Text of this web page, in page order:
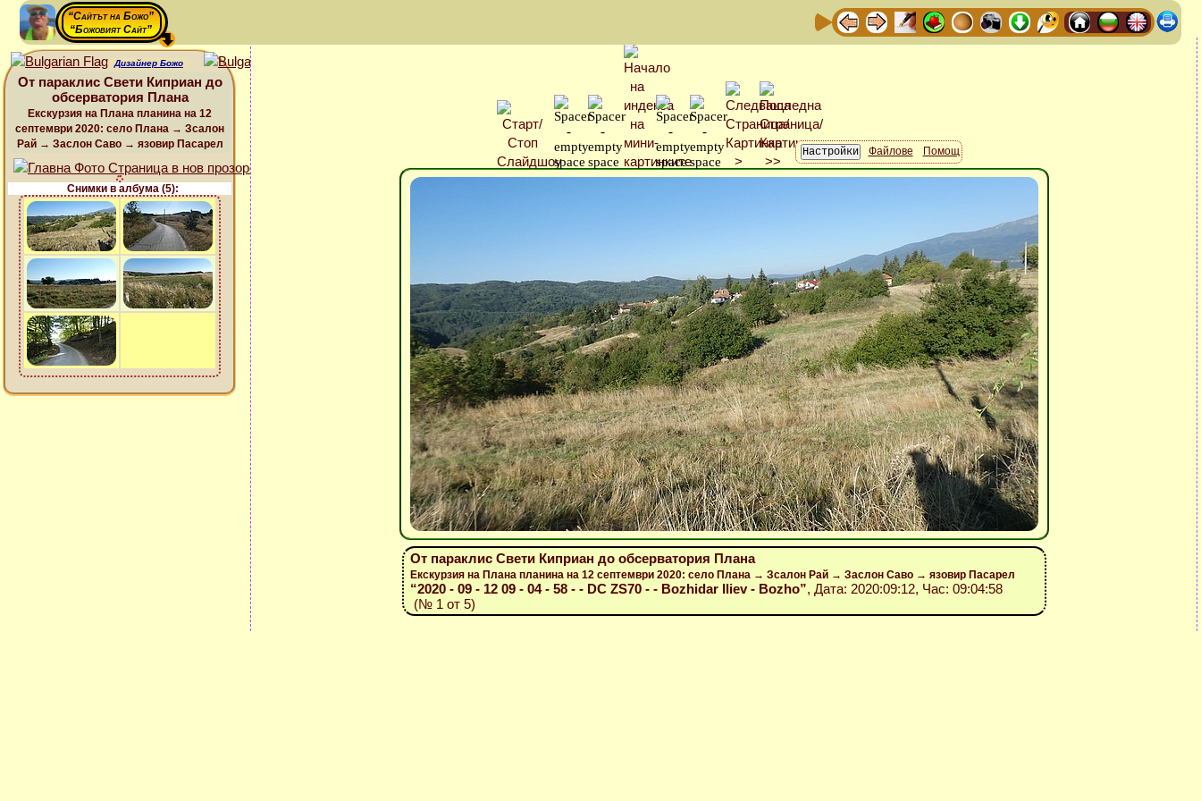
“Сайтът на Божо”
“Божовият Сайт”
Дизайнер Божо
От параклис Свети Киприан до
обсерватория Плана
Екскурзия на Плана планина на 12
септември 2020: село Плана → Зсалон
Рай → Заслон Саво → язовир Пасарел
Снимки в албума (5):
Файлове Помощ
От параклис Свети Киприан до обсерватория Плана
Екскурзия на Плана планина на 12 септември 2020: село Плана → Зсалон Рай → Заслон Саво → язовир Пасарел
“2020 - 09 - 12 09 - 04 - 58 - - DC ZS70 - - Bozhidar Iliev - Bozho”, Дата: 2020:09:12, Час: 09:04:58
(№ 1 от 5)